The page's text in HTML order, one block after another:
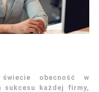
obecność w
sukcesu każdej firmy,